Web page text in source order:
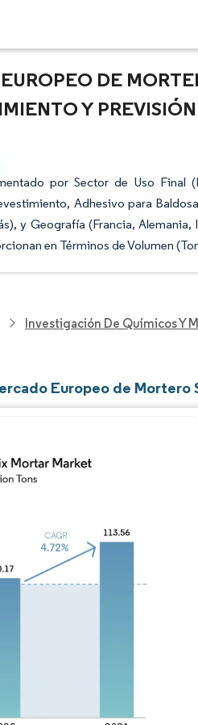
DE
Y
por Sector de Uso Final
Adhesivo para
y Geografía (Francia, Alemania,
en Términos de Volumen
Investigación De Químicos Y
Europeo de Mortero
Imagen © Mordor Intelligence. El uso